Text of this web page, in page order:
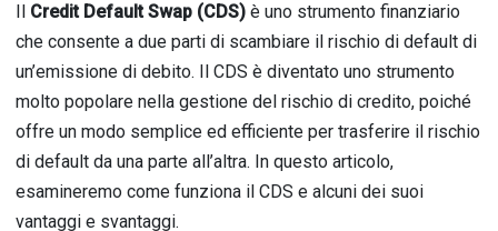
Il Credit Default Swap (CDS) è uno strumento finanziario
che consente a due parti di scambiare il rischio di default di
un’emissione di debito. Il CDS è diventato uno strumento
molto popolare nella gestione del rischio di credito, poiché
offre un modo semplice ed efficiente per trasferire il rischio
di default da una parte all’altra. In questo articolo,
esamineremo come funziona il CDS e alcuni dei suoi
vantaggi e svantaggi.